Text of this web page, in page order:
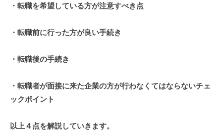
・転職を希望している方が注意すべき点
・転職前に行った方が良い手続き
・転職後の手続き
・転職者が面接に来た企業の方が行わなくてはならないチェ
ックポイント
以上４点を解説していきます。